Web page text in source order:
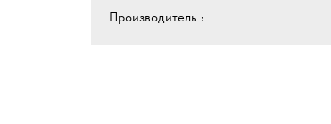
Производитель :